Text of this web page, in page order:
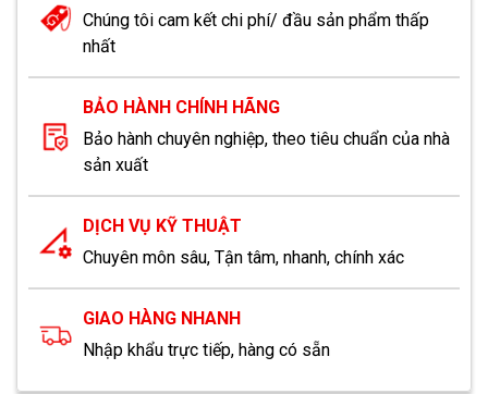
Chúng tôi cam kết chi phí/ đầu sản phẩm thấp
nhất
BẢO HÀNH CHÍNH HÃNG
Bảo hành chuyên nghiệp, theo tiêu chuẩn của nhà
sản xuất
DỊCH VỤ KỸ THUẬT
Chuyên môn sâu, Tận tâm, nhanh, chính xác
GIAO HÀNG NHANH
Nhập khẩu trực tiếp, hàng có sẵn